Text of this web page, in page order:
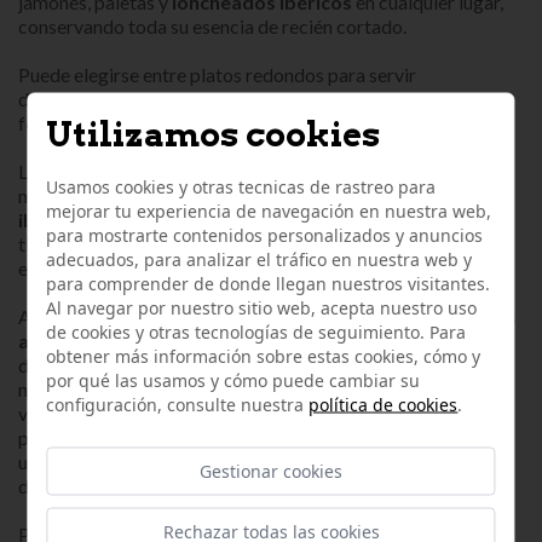
conservando toda su esencia de recién cortado.
Puede elegirse entre platos redondos para servir
directamente, o sobres de mayor gramaje para emplatar en
formato cuadrado.
Los
mantienen todo el sabor y propiedades de los loncheados
ibéricos.Conservandose en frío, pueden aguantar más
tiempo que una pieza ya empezada y expuesta a los agentes
externos.
A la hora de consumir nuestro plato deloncheados ibéricos
al corte, se recomienda sacarlos unos 15 minutos antes y
dejarlo al natural. Si no puedes resistirte a saborear
nuestrosloncheados ibéricos , puedes calentar el sobre al
vacío durante un minuto en agua caliente, para
posteriormente abrirlo por el filo de la parte, con la ayuda de
unas tijeras o cuchillo. Esperando cinco minutos, podrás
disfrutar de toda la plenitud de su aroma y sabor.
Puedes consumir losloncheados ibéricosdirectamente del
Utilizamos cookies
Usamos cookies y otras tecnicas de rastreo para
mejorar tu experiencia de navegación en nuestra web,
para mostrarte contenidos personalizados y anuncios
adecuados, para analizar el tráfico en nuestra web y
para comprender de donde llegan nuestros visitantes.
Al navegar por nuestro sitio web, acepta nuestro uso
de cookies y otras tecnologías de seguimiento. Para
obtener más información sobre estas cookies, cómo y
por qué las usamos y cómo puede cambiar su
configuración, consulte nuestra política de cookies.
Gestionar cookies
Rechazar todas las cookies